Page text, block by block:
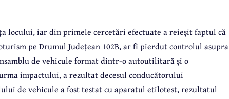
locului, iar din primele cercetări efectuate a reieșit faptul că
pe Drumul Județean 102B, ar fi pierdut controlul asupra
de vehicule format dintr-o autoutilitară și o
impactului, a rezultat decesul conducătorului
de vehicule a fost testat cu aparatul etilotest, rezultatul